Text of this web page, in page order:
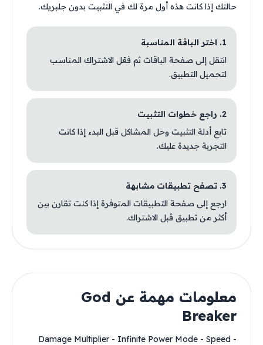
حالتك إذا كانت هذه أول مرة لك في التثبيت بدون جلبريك.
1. اختر الباقة المناسبة
انتقل إلى صفحة الباقات ثم فعّل الاشتراك المناسب
لتحميل التطبيق.
2. راجع خطوات التثبيت
تابع أدلة التثبيت وحل المشاكل قبل البدء إذا كانت
التجربة جديدة عليك.
3. تصفح تطبيقات مشابهة
ارجع إلى صفحة التطبيقات المتوفرة إذا كنت تقارن بين
أكثر من تطبيق قبل الاشتراك.
معلومات مهمة عن God
Breaker
- Damage Multiplier - Infinite Power Mode - Speed